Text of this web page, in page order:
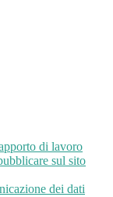
di lavoro
sul sito
dei dati